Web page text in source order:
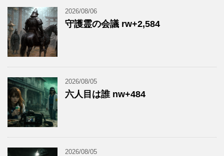
2026/08/06
守護霊の会議 rw+2,584
2026/08/05
六人目は誰 nw+484
2026/08/05